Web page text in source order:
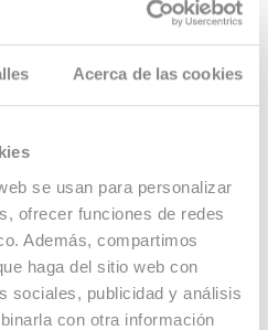
Acerca de las cookies
se usan para personalizar
ofrecer funciones de redes
Además, compartimos
haga del sitio web con
sociales, publicidad y análisis
con otra información